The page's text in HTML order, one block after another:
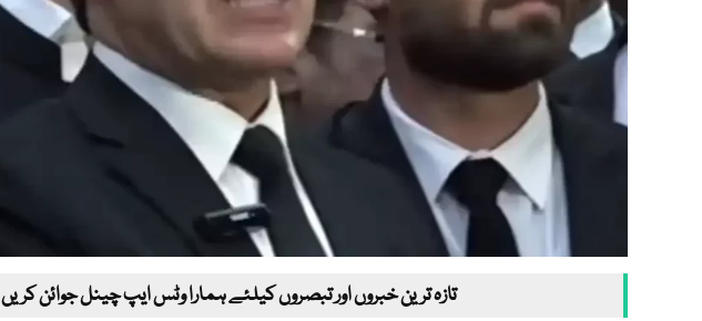
تازہ ترین خبروں اور تبصروں کیلئے ہمارا وٹس ایپ چینل جوائن کریں